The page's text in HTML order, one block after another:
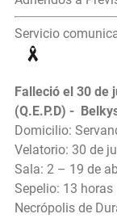
Servicio
Falleció el 30 de
(Q.E.P.D) -
Domicilio:
Velatorio: 30 de
Sala: 2 – 19 de
Sepelio: 13 horas
Necrópolis de